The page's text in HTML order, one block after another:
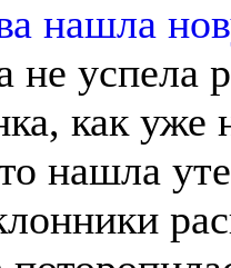
успела
как
нашла